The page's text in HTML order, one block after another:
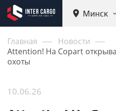
Минск
Главная
Новости
Attention! На Copart
охоты
10.06.26